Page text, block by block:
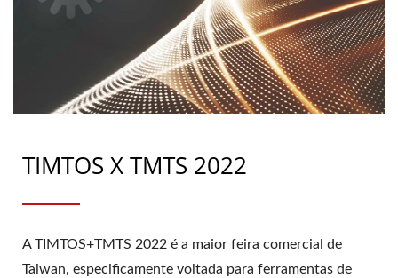
TIMTOS X TMTS 2022
A TIMTOS+TMTS 2022 é a maior feira comercial de
Taiwan, especificamente voltada para ferramentas de